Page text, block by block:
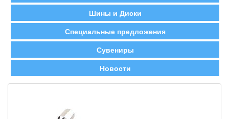
Шины и Диски
Специальные предложения
Сувениры
Новости